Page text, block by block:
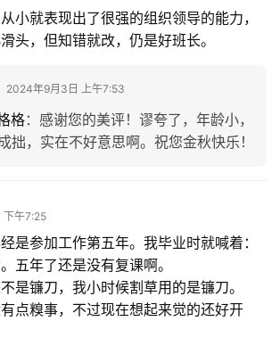
小就表现出了很强的组织领导的能力，
头，但知错就改，仍是好班长。
2024年9月3日 上午7:53
格： 感谢您的美评！谬夸了，年龄小，
拙，实在不好意思啊。祝您金秋快乐！
下午7:25
是参加工作第五年。我毕业时就喊着：
五年了还是没有复课啊。
是镰刀，我小时候割草用的是镰刀。
点糗事，不过现在想起来觉的还好开